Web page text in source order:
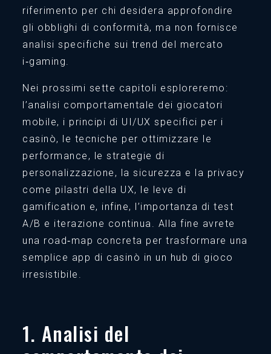
riferimento per chi desidera approfondire
gli obblighi di conformità, ma non fornisce
analisi specifiche sui trend del mercato
i‑gaming.
Nei prossimi sette capitoli esploreremo:
l’analisi comportamentale dei giocatori
mobile, i principi di UI/UX specifici per i
casinò, le tecniche per ottimizzare le
performance, le strategie di
personalizzazione, la sicurezza e la privacy
come pilastri della UX, le leve di
gamification e, infine, l’importanza di test
A/B e iterazione continua. Alla fine avrete
una road‑map concreta per trasformare una
semplice app di casinò in un hub di gioco
irresistibile.
1. Analisi del